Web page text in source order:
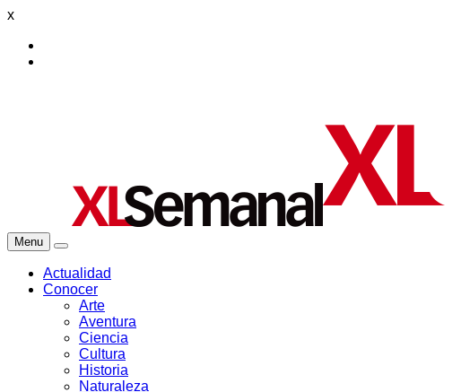
x
Menu
Actualidad
Conocer
Arte
Aventura
Ciencia
Cultura
Historia
Naturaleza